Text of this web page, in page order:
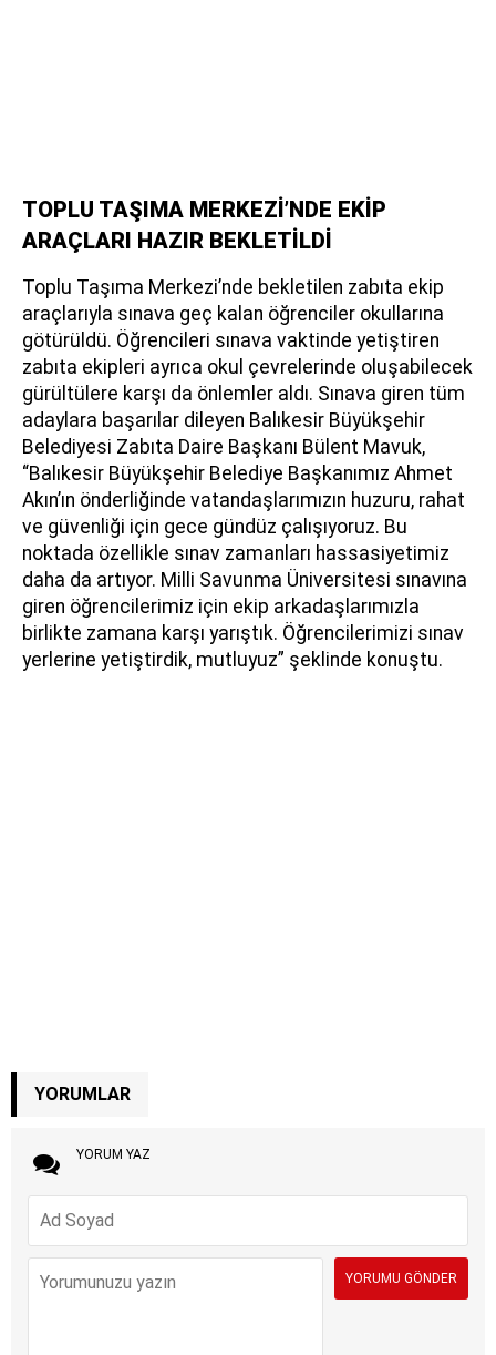
TOPLU TAŞIMA MERKEZİ’NDE EKİP
ARAÇLARI HAZIR BEKLETİLDİ
Toplu Taşıma Merkezi’nde bekletilen zabıta ekip
araçlarıyla sınava geç kalan öğrenciler okullarına
götürüldü. Öğrencileri sınava vaktinde yetiştiren
zabıta ekipleri ayrıca okul çevrelerinde oluşabilecek
gürültülere karşı da önlemler aldı. Sınava giren tüm
adaylara başarılar dileyen Balıkesir Büyükşehir
Belediyesi Zabıta Daire Başkanı Bülent Mavuk,
“Balıkesir Büyükşehir Belediye Başkanımız Ahmet
Akın’ın önderliğinde vatandaşlarımızın huzuru, rahat
ve güvenliği için gece gündüz çalışıyoruz. Bu
noktada özellikle sınav zamanları hassasiyetimiz
daha da artıyor. Milli Savunma Üniversitesi sınavına
giren öğrencilerimiz için ekip arkadaşlarımızla
birlikte zamana karşı yarıştık. Öğrencilerimizi sınav
yerlerine yetiştirdik, mutluyuz” şeklinde konuştu.
YORUMLAR
YORUM YAZ